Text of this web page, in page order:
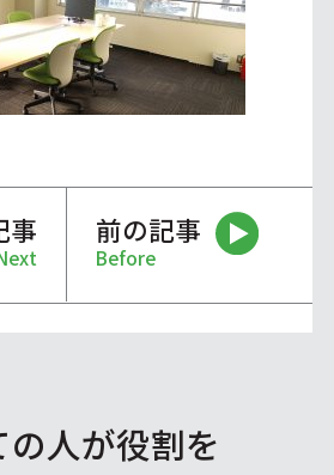
事 前の記事
Before
の人が役割を